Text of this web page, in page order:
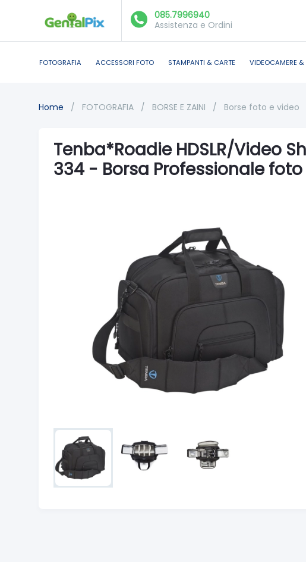
085.7996940
Assistenza e Ordini
FOTOGRAFIA ACCESSORI FOTO STAMPANTI & CARTE VIDEOCAMERE &
Home / FOTOGRAFIA / BORSE E ZAINI / Borse foto e video
Tenba*Roadie HDSLR/Video
334 - Borsa Professionale